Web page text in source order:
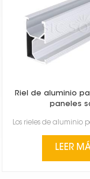
Riel de aluminio
paneles
LEER